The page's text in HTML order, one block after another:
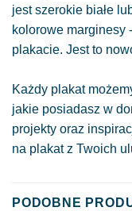
jest szerokie białe
kolorowe marginesy
plakacie. Jest to
Każdy plakat
jakie posiadasz w
projekty oraz
na plakat z Twoich
PODOBNE